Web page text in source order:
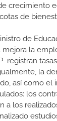
crecimiento
de
de
la
registran
la
así como el
los
a los